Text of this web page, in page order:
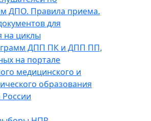
ДПО. Правила приема.
для
на циклы
ДПП ПК и ДПП ПП,
на портале
медицинского и
образования